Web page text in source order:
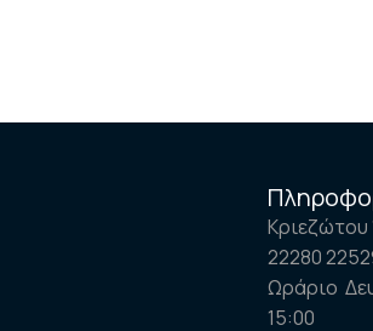
Κριεζώτου
22280
Ωράριο
15:00